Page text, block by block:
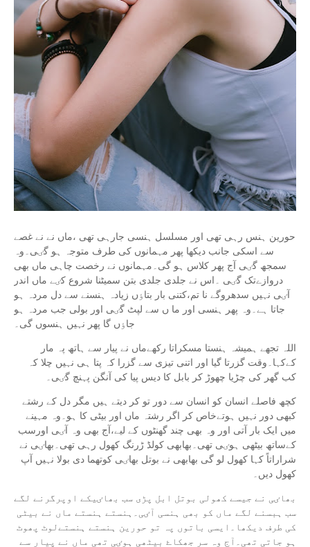
حورین ہنس رہی تھی اور مسلسل ہنسی جارہی تھی ،ماں نے نے غصے
سے اسکی جانب دیکھا پھر مہمانوں کی طرف متوجہ ہو گٸی۔وہ
سمجھ گٸی آج پھر کلاس ہو گی۔مہمانوں نے رخصت چاہی ماں بھی
دروازےتک گٸی ۔اس نے جلدی جلدی بتن سمیٹنا شروع کٸے ماں اندر
آٸی نہیں سدھروگے نا تم،کتنی بار بتاٶں زیادہ ہنسنے سے دل مردہ ہو
جاتا ہے۔وہ پھر ہنسی اور ما ں سے لپٹ گٸی اور بولی جب مردہ ہو
جاٶں گا پھر نہیں ہنسوں گی۔
اللہ تجھے ہمیشہ ہنستا مسکراتا رکھےماں نے پیار سے ہاتھ پہ مار
کےکہا۔وقت گزرتا گیا اور اتنی تیزی سے گزرا کہ پتا ہی نہیں چلا کہ
کب گھر کی چڑیا چھوڑ کر بابل کا دیس پیا کی آنگن پہنچ گٸی۔
کچھ فاصلے انسان کو انسان سے دور تو کر دیتے ہیں مگر دل کے رشتے
کبھی دور نہیں ہوتےخاص کر اگر رشتہ ماں اور بیٹی کا ہو۔وہ مہینے
میں ایک بار آتی اور وہ بھی چند گھنٹوں کے لیے،آج بھی وہ آٸی اورسب
کےساتھ بیٹھی ہوٸی تھی۔بھابھی کولڈ ڑرنگ کھول رہی تھی۔بھاٸی نے
شراراتاً کہا کھول لو گی بھابھی نے بوتل بھاٸی کوتھما دی بولا نہیں آپ
کھول دیں۔
بھاٸی نے جیسے کھولی بوتل ابل پڑی سب بھاٸیکے اوپرگرنے لگے
سب ہبسنے لگے ماں کو بھی ہنسی آٸی۔ہنستے ہنستے ماں نے بیٹی
کی طرف دیکھا۔ایسی باتوں پہ تو حورین ہنستے ہنستےلوٹ پھوٹ
ہو جاتی تھی۔آج وہ سر جھکاۓ بیٹھی ہوٸی تھی ماں نے پیار سے